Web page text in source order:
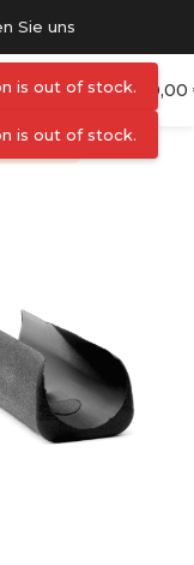
Sie uns
0,00
is out of stock.
is out of stock.